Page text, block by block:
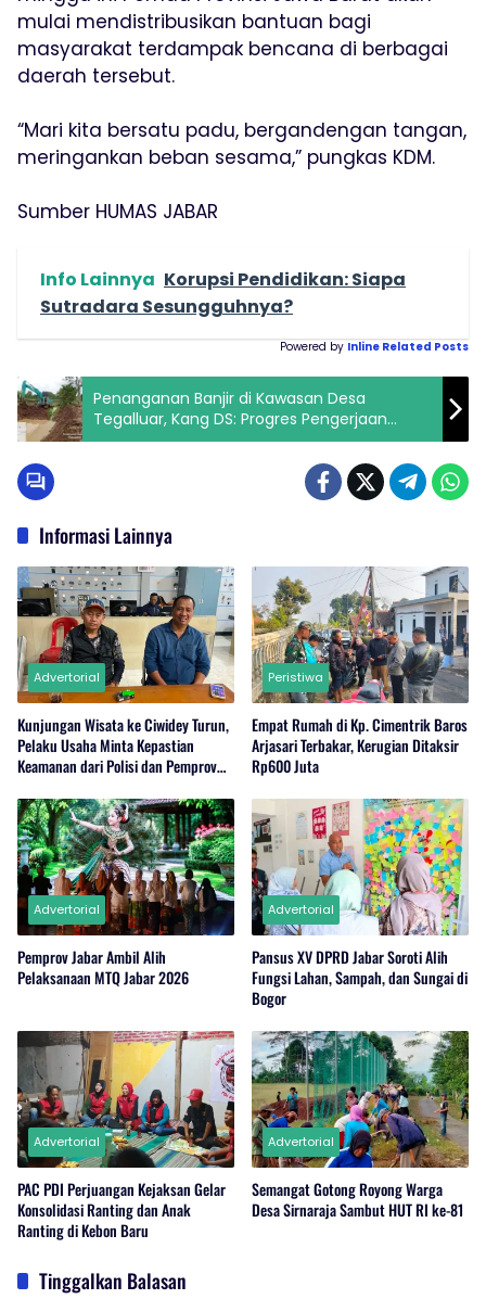
mulai mendistribusikan bantuan bagi
masyarakat terdampak bencana di berbagai
daerah tersebut.
“Mari kita bersatu padu, bergandengan tangan,
meringankan beban sesama,” pungkas KDM.
Sumber HUMAS JABAR
Info Lainnya Korupsi Pendidikan: Siapa
Sutradara Sesungguhnya?
Powered by Inline Related Posts
Penanganan Banjir di Kawasan Desa
Tegalluar, Kang DS: Progres Pengerjaan
Normalisasi Sungai Ciputat Capai 30 Persen
Informasi Lainnya
Advertorial
Kunjungan Wisata ke Ciwidey Turun,
Pelaku Usaha Minta Kepastian
Keamanan dari Polisi dan Pemprov
Peristiwa
Empat Rumah di Kp. Cimentrik Baros
Arjasari Terbakar, Kerugian Ditaksir
Rp600 Juta
Advertorial
Pemprov Jabar Ambil Alih
Pelaksanaan MTQ Jabar 2026
Advertorial
Pansus XV DPRD Jabar Soroti Alih
Fungsi Lahan, Sampah, dan Sungai di
Bogor
Advertorial
PAC PDI Perjuangan Kejaksan Gelar
Konsolidasi Ranting dan Anak
Ranting di Kebon Baru
Advertorial
Semangat Gotong Royong Warga
Desa Sirnaraja Sambut HUT RI ke-81
Tinggalkan Balasan